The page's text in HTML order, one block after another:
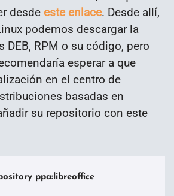
desde este enlace. Desde allí,
podemos descargar la
DEB, RPM o su código, pero
esperar a que
en el centro de
basadas en
su repositorio con este
ppa:libreoffice